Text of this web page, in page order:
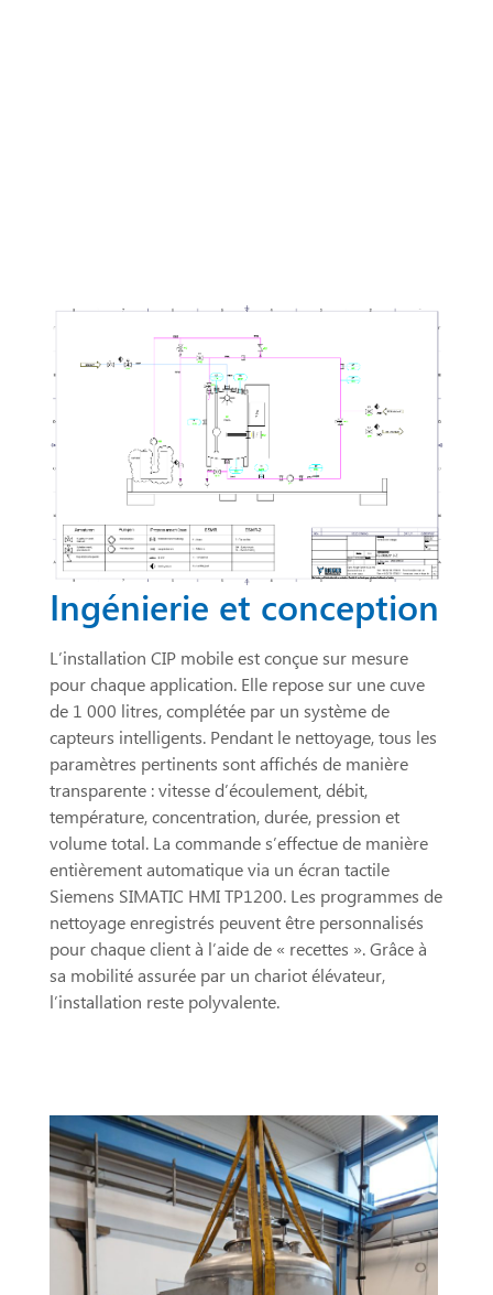
Ingénierie et conception
L’installation CIP mobile est conçue sur mesure
pour chaque application. Elle repose sur une cuve
de 1 000 litres, complétée par un système de
capteurs intelligents. Pendant le nettoyage, tous les
paramètres pertinents sont affichés de manière
transparente : vitesse d’écoulement, débit,
température, concentration, durée, pression et
volume total. La commande s’effectue de manière
entièrement automatique via un écran tactile
Siemens SIMATIC HMI TP1200. Les programmes de
nettoyage enregistrés peuvent être personnalisés
pour chaque client à l’aide de « recettes ». Grâce à
sa mobilité assurée par un chariot élévateur,
l’installation reste polyvalente.